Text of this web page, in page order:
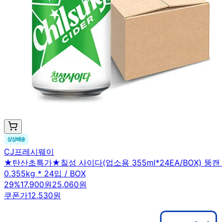
CJ프레시웨이
★탄산초특가★칠성 사이다(업소용 355ml*24EA/BOX) 뚱캔
0.355kg * 24입 / BOX
29%17,900원25,060원
쿠폰가12,530원